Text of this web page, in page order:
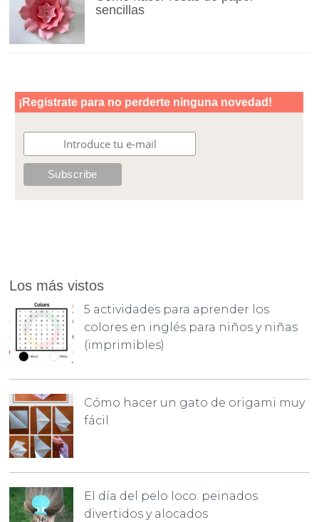
sencillas
Los más vistos
5 actividades para aprender los
colores en inglés para niños y niñas
(imprimibles)
Cómo hacer un gato de origami muy
fácil
El día del pelo loco: peinados
divertidos y alocados